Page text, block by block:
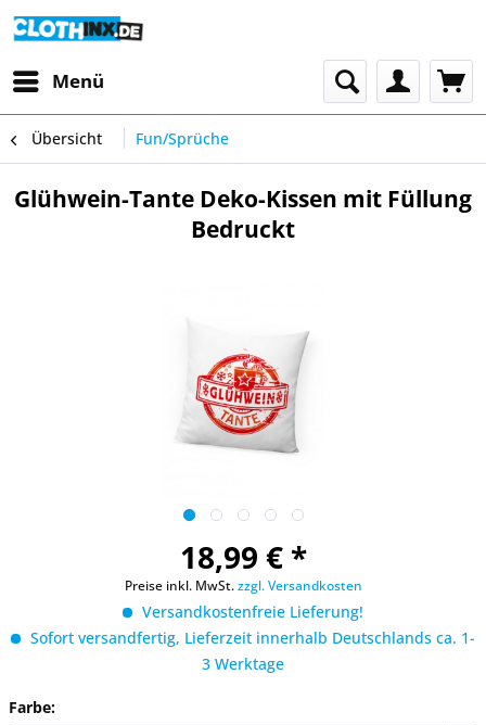
Menü
Übersicht Fun/Sprüche
Glühwein-Tante Deko-Kissen mit Füllung
Bedruckt
18,99 € *
Preise inkl. MwSt.zzgl. Versandkosten
Versandkostenfreie Lieferung!
Sofort versandfertig, Lieferzeit innerhalb Deutschlands ca. 1-
3 Werktage
Farbe: